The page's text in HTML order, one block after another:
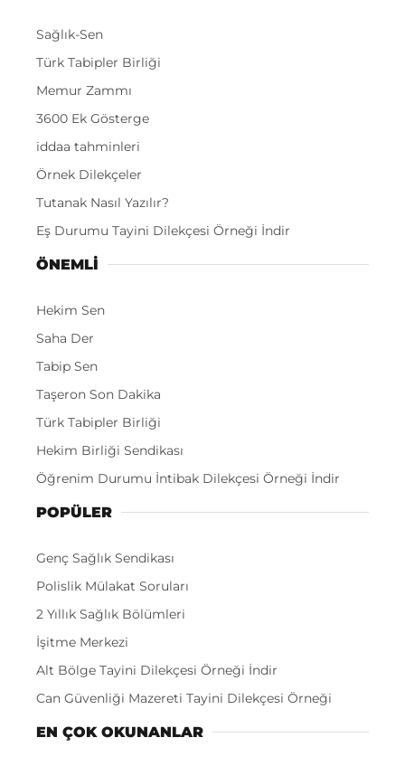
Sağlık-Sen
Türk Tabipler Birliği
Memur Zammı
3600 Ek Gösterge
iddaa tahminleri
Örnek Dilekçeler
Tutanak Nasıl Yazılır?
Eş Durumu Tayini Dilekçesi Örneği İndir
ÖNEMLI
Hekim Sen
Saha Der
Tabip Sen
Taşeron Son Dakika
Türk Tabipler Birliği
Hekim Birliği Sendikası
Öğrenim Durumu İntibak Dilekçesi Örneği İndir
POPÜLER
Genç Sağlık Sendikası
Polislik Mülakat Soruları
2 Yıllık Sağlık Bölümleri
İşitme Merkezi
Alt Bölge Tayini Dilekçesi Örneği İndir
Can Güvenliği Mazereti Tayini Dilekçesi Örneği
EN ÇOK OKUNANLAR